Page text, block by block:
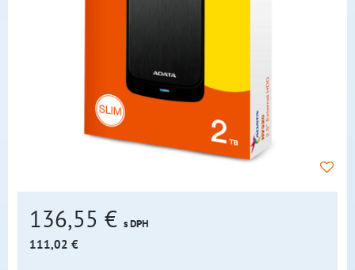
136,55 € s DPH
111,02 €